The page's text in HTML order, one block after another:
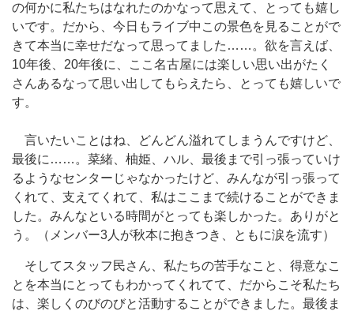
の何かに私たちはなれたのかなって思えて、とっても嬉し
いです。だから、今日もライブ中この景色を見ることがで
きて本当に幸せだなって思ってました……。欲を言えば、
10年後、20年後に、ここ名古屋には楽しい思い出がたく
さんあるなって思い出してもらえたら、とっても嬉しいで
す。
言いたいことはね、どんどん溢れてしまうんですけど、
最後に……。菜緒、柚姫、ハル、最後まで引っ張っていけ
るようなセンターじゃなかったけど、みんなが引っ張って
くれて、支えてくれて、私はここまで続けることができま
した。みんなといる時間がとっても楽しかった。ありがと
う。（メンバー3人が秋本に抱きつき、ともに涙を流す）
そしてスタッフ民さん、私たちの苦手なこと、得意なこ
とを本当にとってもわかってくれてて、だからこそ私たち
は、楽しくのびのびと活動することができました。最後ま